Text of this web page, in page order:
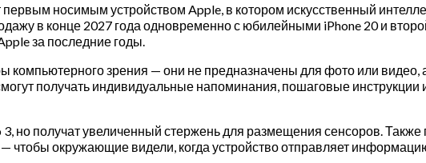
носимым устройством Apple, в котором искусственный
в конце 2027 года одновременно с юбилейными iPhone 20 и
за последние годы.
компьютерного зрения — они не предназначены для фото или
получать индивидуальные напоминания, пошаговые инструкции
но получат увеличенный стержень для размещения сенсоров. Также
чтобы окружающие видели, когда устройство отправляет